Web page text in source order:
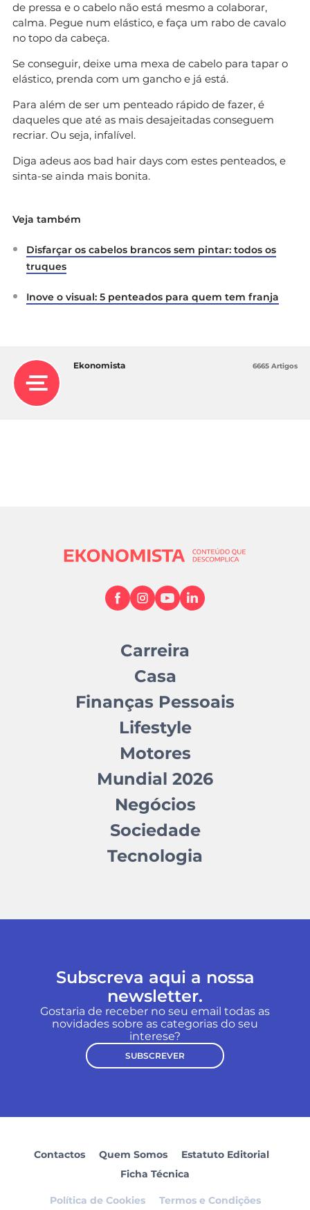
de pressa e o cabelo não está mesmo a colaborar,
calma. Pegue num elástico, e faça um rabo de cavalo
no topo da cabeça.
Se conseguir, deixe uma mexa de cabelo para tapar o
elástico, prenda com um gancho e já está.
Para além de ser um penteado rápido de fazer, é
daqueles que até as mais desajeitadas conseguem
recriar. Ou seja, infalível.
Diga adeus aos bad hair days com estes penteados, e
sinta-se ainda mais bonita.
Veja também
Disfarçar os cabelos brancos sem pintar: todos os
truques
Inove o visual: 5 penteados para quem tem franja
Ekonomista 6665 Artigos
Carreira
Casa
Finanças Pessoais
Lifestyle
Motores
Mundial 2026
Negócios
Sociedade
Tecnologia
Subscreva aqui a nossa
newsletter.
Gostaria de receber no seu email todas as
novidades sobre as categorias do seu
interese?
SUBSCREVER
Contactos Quem Somos
Estatuto Editorial
Ficha Técnica
Política de Cookies Termos e Condições